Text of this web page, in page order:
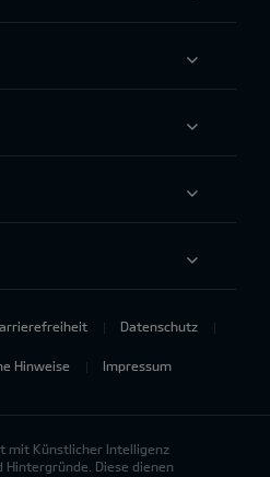
Datenschutz
Hinweise Impressum
mit Künstlicher Intelligenz
Hintergründe. Diese dienen